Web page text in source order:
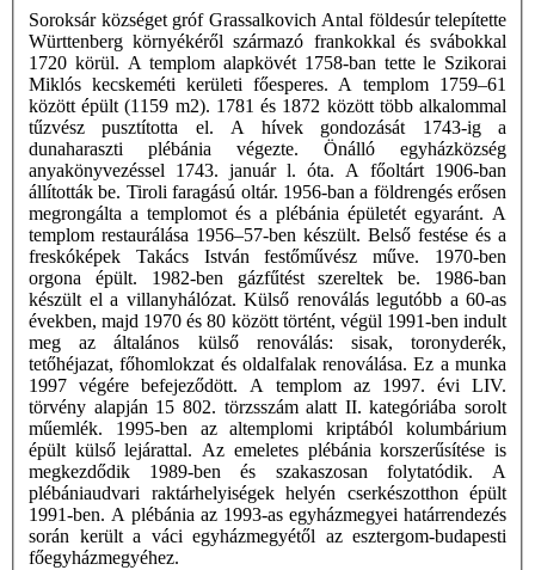
Soroksár községet gróf Grassalkovich Antal földesúr telepítette
Württenberg környékéről származó frankokkal és svábokkal
1720 körül. A templom alapkövét 1758-ban tette le Szikorai
Miklós kecskeméti kerületi főesperes. A templom 1759–61
között épült (1159 m2). 1781 és 1872 között több alkalommal
tűzvész pusztította el. A hívek gondozását 1743-ig a
dunaharaszti plébánia végezte. Önálló egyházközség
anyakönyvezéssel 1743. január l. óta. A főoltárt 1906-ban
állították be. Tiroli faragású oltár. 1956-ban a földrengés erősen
megrongálta a templomot és a plébánia épületét egyaránt. A
templom restaurálása 1956–57-ben készült. Belső festése és a
freskóképek Takács István festőművész műve. 1970-ben
orgona épült. 1982-ben gázfűtést szereltek be. 1986-ban
készült el a villanyhálózat. Külső renoválás legutóbb a 60-as
években, majd 1970 és 80 között történt, végül 1991-ben indult
meg az általános külső renoválás: sisak, toronyderék,
tetőhéjazat, főhomlokzat és oldalfalak renoválása. Ez a munka
1997 végére befejeződött. A templom az 1997. évi LIV.
törvény alapján 15 802. törzsszám alatt II. kategóriába sorolt
műemlék. 1995-ben az altemplomi kriptából kolumbárium
épült külső lejárattal. Az emeletes plébánia korszerűsítése is
megkezdődik 1989-ben és szakaszosan folytatódik. A
plébániaudvari raktárhelyiségek helyén cserkészotthon épült
1991-ben. A plébánia az 1993-as egyházmegyei határrendezés
során került a váci egyházmegyétől az esztergom-budapesti
főegyházmegyéhez.